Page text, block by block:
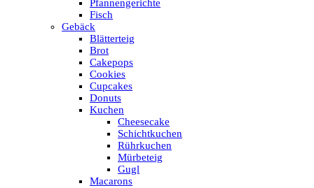
Pfannengerichte
Fisch
Gebäck
Blätterteig
Brot
Cakepops
Cookies
Cupcakes
Donuts
Kuchen
Cheesecake
Schichtkuchen
Rührkuchen
Mürbeteig
Gugl
Macarons